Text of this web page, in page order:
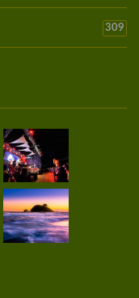
309